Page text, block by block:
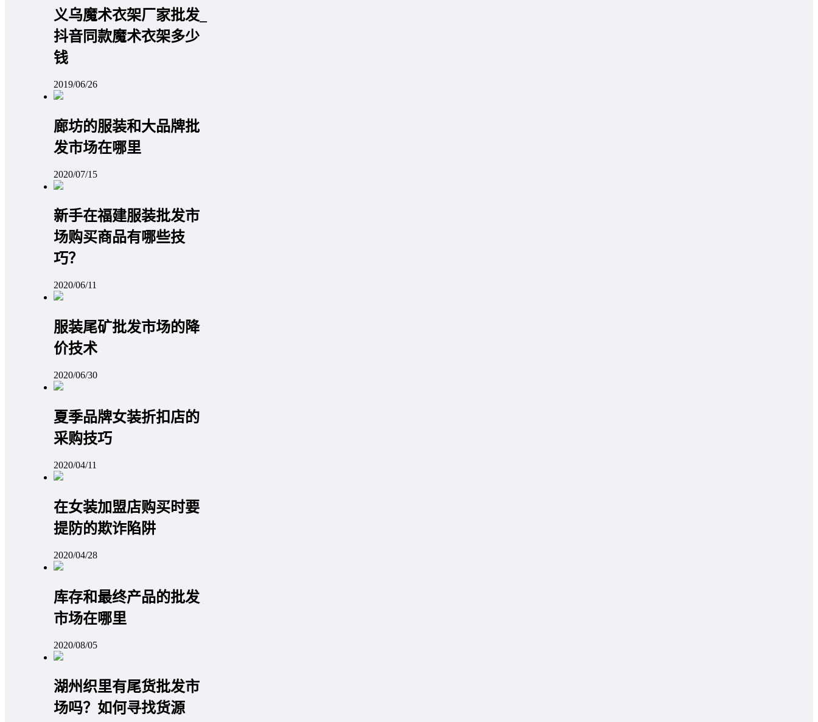
义乌魔术衣架厂家批发_
抖音同款魔术衣架多少
钱
2019/06/26
廊坊的服装和大品牌批
发市场在哪里
2020/07/15
新手在福建服装批发市
场购买商品有哪些技
巧？
2020/06/11
服装尾矿批发市场的降
价技术
2020/06/30
夏季品牌女装折扣店的
采购技巧
2020/04/11
在女装加盟店购买时要
提防的欺诈陷阱
2020/04/28
库存和最终产品的批发
市场在哪里
2020/08/05
湖州织里有尾货批发市
场吗？如何寻找货源